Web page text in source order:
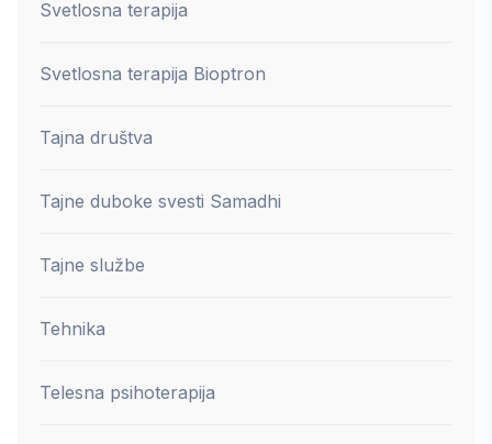
Svetlosna terapija
Svetlosna terapija Bioptron
Tajna društva
Tajne duboke svesti Samadhi
Tajne službe
Tehnika
Telesna psihoterapija